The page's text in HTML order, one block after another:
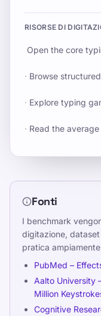
RISORSE DI
Open the core
· Browse
· Explore typing
· Read the
Fonti
I benchmark
digitazione,
pratica
PubMed –
Aalto University
Million
Cognitive